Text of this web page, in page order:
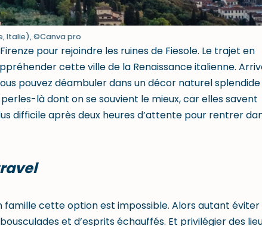
Italie), ©Canva pro
pour rejoindre les ruines de Fiesole. Le trajet en
cette ville de la Renaissance italienne.
pouvez déambuler dans un décor naturel
là dont on se souvient le mieux, car elles savent
difficile après deux heures d’attente pour rentrer
famille cette option est impossible. Alors autant éviter
et d’esprits échauffés. Et privilégier des